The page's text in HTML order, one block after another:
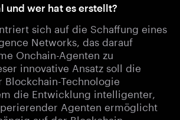
und wer hat es erstellt?
sich auf die Schaffung eines
Networks, das darauf
Onchain-Agenten zu
innovative Ansatz soll die
Blockchain-Technologie
die Entwicklung intelligenter,
Agenten ermöglicht